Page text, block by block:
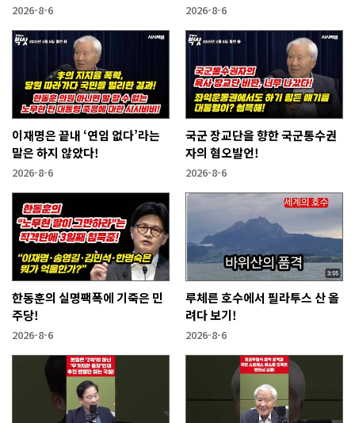
2026-8-6 2026-8-6
이재명은 끝내 ‘연임 없다’라는
말은 하지 않았다!
2026-8-6
국군 장교단을 향한 국군통수권
자의 혐오발언!
2026-8-6
한동훈의 실명팩폭에 기죽은 민
주당!
2026-8-6
루체른 호수에서 필라투스 산 올
려다 보기!
2026-8-6